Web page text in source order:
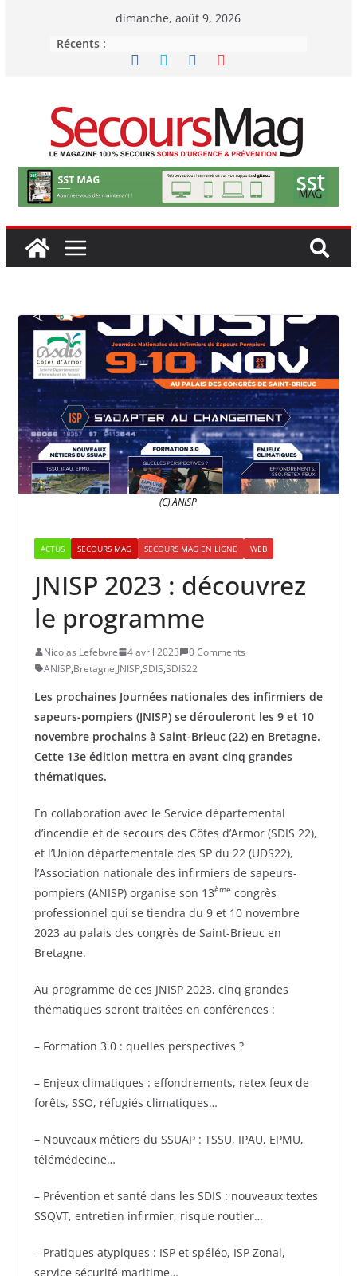
dimanche, août 9, 2026
Récents :
(C) ANISP
ACTUS SECOURS MAG SECOURS MAG EN LIGNE WEB
JNISP 2023 : découvrez
le programme
Nicolas Lefebvre 4 avril 2023
0 Comments
ANISP,Bretagne,JNISP,SDIS,SDIS22
Les prochaines Journées nationales des infirmiers de
sapeurs-pompiers (JNISP) se dérouleront les 9 et 10
novembre prochains à Saint-Brieuc (22) en Bretagne.
Cette 13e édition mettra en avant cinq grandes
thématiques.
En collaboration avec le Service départemental
d’incendie et de secours des Côtes d’Armor (SDIS 22),
et l’Union départementale des SP du 22 (UDS22),
l’Association nationale des infirmiers de sapeurs-
pompiers (ANISP) organise son 13ème congrès
professionnel qui se tiendra du 9 et 10 novembre
2023 au palais des congrès de Saint-Brieuc en
Bretagne.
Au programme de ces JNISP 2023, cinq grandes
thématiques seront traitées en conférences :
– Formation 3.0 : quelles perspectives ?
– Enjeux climatiques : effondrements, retex feux de
forêts, SSO, réfugiés climatiques…
– Nouveaux métiers du SSUAP : TSSU, IPAU, EPMU,
télémédecine…
– Prévention et santé dans les SDIS : nouveaux textes
SSQVT, entretien infirmier, risque routier…
– Pratiques atypiques : ISP et spéléo, ISP Zonal,
service sécurité maritime…